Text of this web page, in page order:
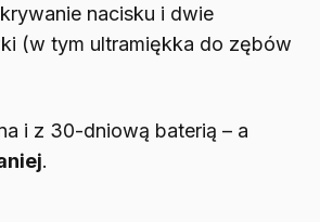
nacisku i dwie
(w tym ultramiękka do zębów
i z 30-dniową baterią – a
.